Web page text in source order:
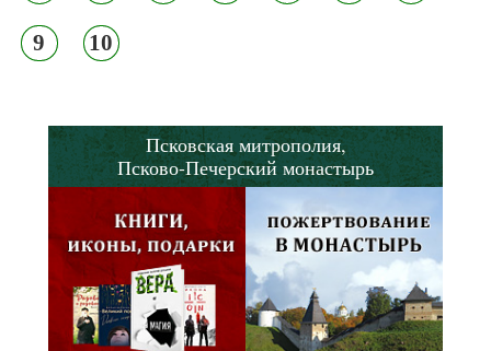
9 10
Псковская митрополия,
Псково-Печерский монастырь